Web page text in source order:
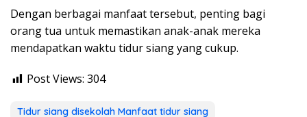
Dengan berbagai manfaat tersebut, penting bagi
orang tua untuk memastikan anak-anak mereka
mendapatkan waktu tidur siang yang cukup.
Post Views: 304
Tidur siang disekolah Manfaat tidur siang